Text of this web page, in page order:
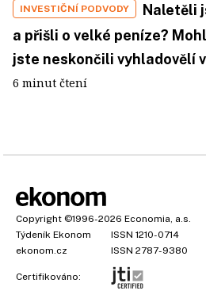
INVESTIČNÍ PODVODY
Naletěli
a přišli o velké peníze?
jste neskončili vyhladovělí
6 minut čtení
Copyright ©1996-2026 Economia, a.s.
Týdeník Ekonom
ISSN 1210-0714
ekonom.cz
ISSN 2787-9380
Certifikováno: